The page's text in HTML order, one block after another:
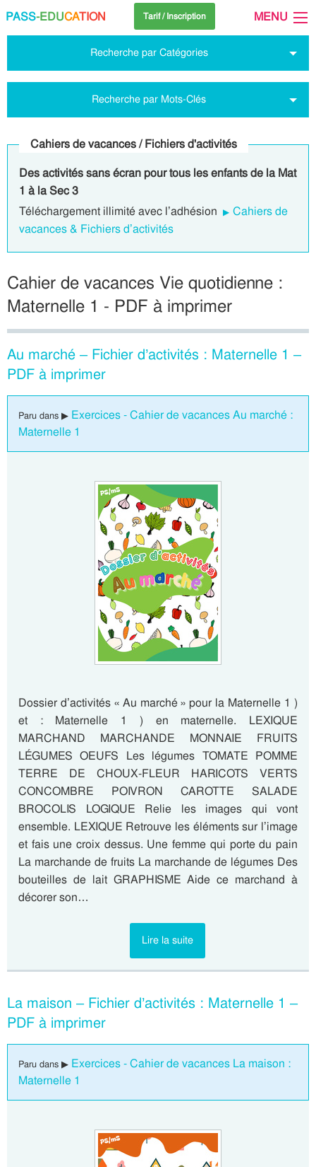
PASS-EDUCATION Tarif / Inscription MENU
Recherche par Catégories
Recherche par Mots-Clés
Cahiers de vacances / Fichiers d'activités
Des activités sans écran pour tous les enfants de la Mat
1 à la Sec 3
Téléchargement illimité avec l’adhésion
Cahiers de
vacances & Fichiers d’activités
Cahier de vacances Vie quotidienne :
Maternelle 1 - PDF à imprimer
Au marché – Fichier d’activités : Maternelle 1 –
PDF à imprimer
Paru dans ▶ Exercices - Cahier de vacances Au marché :
Maternelle 1
Dossier d’activités « Au marché » pour la Maternelle 1 )
et : Maternelle 1 ) en maternelle. LEXIQUE
MARCHAND MARCHANDE MONNAIE FRUITS
LÉGUMES OEUFS Les légumes TOMATE POMME
TERRE DE CHOUX-FLEUR HARICOTS VERTS
CONCOMBRE POIVRON CAROTTE SALADE
BROCOLIS LOGIQUE Relie les images qui vont
ensemble. LEXIQUE Retrouve les éléments sur l’image
et fais une croix dessus. Une femme qui porte du pain
La marchande de fruits La marchande de légumes Des
bouteilles de lait GRAPHISME Aide ce marchand à
décorer son…
Lire la suite
La maison – Fichier d’activités : Maternelle 1 –
PDF à imprimer
Paru dans ▶ Exercices - Cahier de vacances La maison :
Maternelle 1